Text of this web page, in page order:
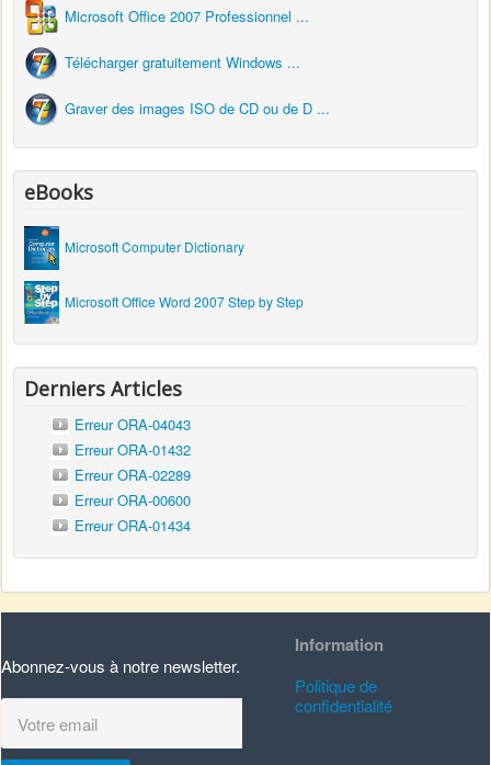
Microsoft Office 2007 Professionnel ...
Télécharger gratuitement Windows ...
Graver des images ISO de CD ou de D ...
eBooks
Microsoft Computer Dictionary
Microsoft Office Word 2007 Step by Step
Derniers Articles
Erreur ORA-04043
Erreur ORA-01432
Erreur ORA-02289
Erreur ORA-00600
Erreur ORA-01434
Abonnez-vous à notre newsletter.
Information
Politique de
confidentialité